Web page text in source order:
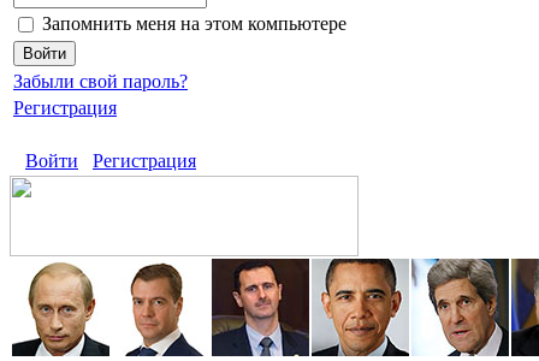
Запомнить меня на этом компьютере
Забыли свой пароль?
Регистрация
Войти Регистрация